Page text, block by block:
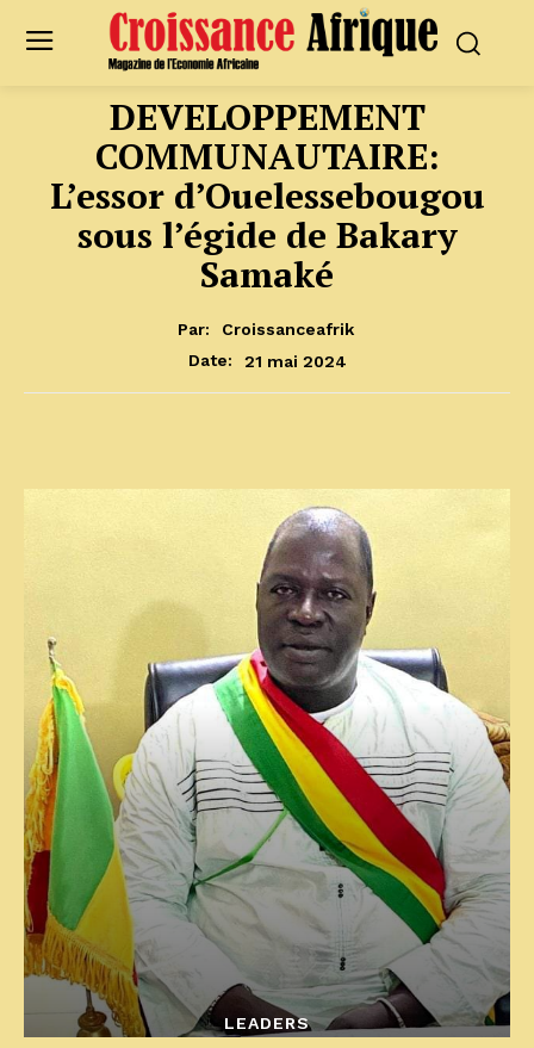
DEVELOPPEMENT
COMMUNAUTAIRE:
L’essor d’Ouelessebougou
sous l’égide de Bakary
Samaké
Par:
Croissanceafrik
Date:
21 mai 2024
LEADERS